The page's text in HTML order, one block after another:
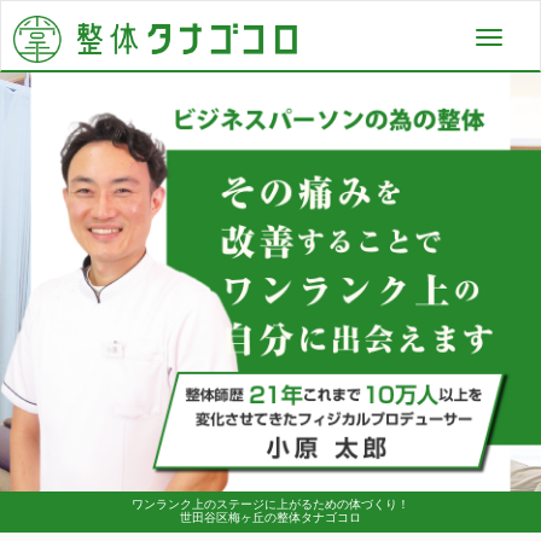
ワンランク上のステージに上がるための体づくり！
世田谷区梅ヶ丘の整体タナゴコロ